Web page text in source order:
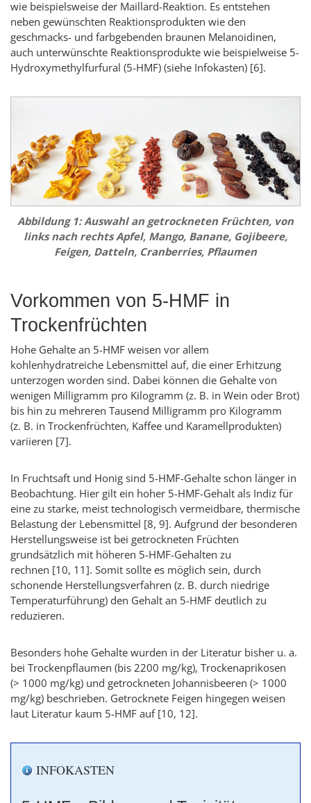
wie beispielsweise der Maillard-Reaktion. Es entstehen
neben gewünschten Reaktionsprodukten wie den
geschmacks- und farbgebenden braunen Melanoidinen,
auch unterwünschte Reaktionsprodukte wie beispielweise 5-
Hydroxymethylfurfural (5-HMF) (siehe Infokasten) [6].
Abbildung 1: Auswahl an getrockneten Früchten, von
links nach rechts Apfel, Mango, Banane, Gojibeere,
Feigen, Datteln, Cranberries, Pflaumen
Vorkommen von 5-HMF in
Trockenfrüchten
Hohe Gehalte an 5-HMF weisen vor allem
kohlenhydratreiche Lebensmittel auf, die einer Erhitzung
unterzogen worden sind. Dabei können die Gehalte von
wenigen Milligramm pro Kilogramm (z. B. in Wein oder Brot)
bis hin zu mehreren Tausend Milligramm pro Kilogramm
(z. B. in Trockenfrüchten, Kaffee und Karamellprodukten)
variieren [7].
In Fruchtsaft und Honig sind 5-HMF-Gehalte schon länger in
Beobachtung. Hier gilt ein hoher 5-HMF-Gehalt als Indiz für
eine zu starke, meist technologisch vermeidbare, thermische
Belastung der Lebensmittel [8, 9]. Aufgrund der besonderen
Herstellungsweise ist bei getrockneten Früchten
grundsätzlich mit höheren 5-HMF-Gehalten zu
rechnen [10, 11]. Somit sollte es möglich sein, durch
schonende Herstellungsverfahren (z. B. durch niedrige
Temperaturführung) den Gehalt an 5-HMF deutlich zu
reduzieren.
Besonders hohe Gehalte wurden in der Literatur bisher u. a.
bei Trockenpflaumen (bis 2200 mg/kg), Trockenaprikosen
(> 1000 mg/kg) und getrockneten Johannisbeeren (> 1000
mg/kg) beschrieben. Getrocknete Feigen hingegen weisen
laut Literatur kaum 5-HMF auf [10, 12].
INFOKASTEN